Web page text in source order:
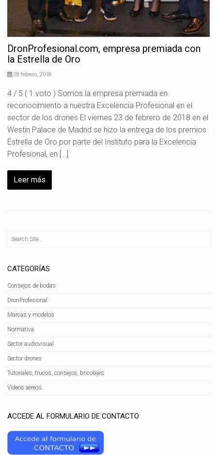
DronProfesional.com, empresa premiada con
la Estrella de Oro
28 febrero, 2018
4 / 5 ( 1 voto ) Somos la empresa premiada en
reconocimiento a nuestra Excelencia Profesional en el
sector de los drones El viernes 23 de febrero de 2018 en el
Westin Palace de Madrid se hizo la entrega de los premios
Estrella de Oro por parte del Instituto para la Excelencia
Profesional, en […]
Leer más
CATEGORÍAS
Consejos de bodas
DronProfesional
Marcas y modelos
Normativa
Sector audiovisual
Sector drones
Tutoriales, trucos, consejos, bricolajes
Vídeos aéreos
ACCEDE AL FORMULARIO DE CONTACTO